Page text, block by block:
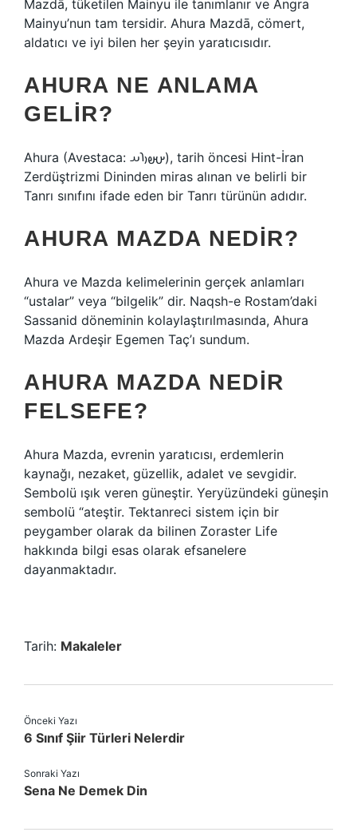
Mazdā, tüketilen Mainyu ile tanımlanır ve Angra
Mainyu’nun tam tersidir. Ahura Mazdā, cömert,
aldatıcı ve iyi bilen her şeyin yaratıcısıdır.
AHURA NE ANLAMA
GELIR?
Ahura (Avestaca: 𐬀𐬵𐬎𐬭𐬀), tarih öncesi Hint-İran
Zerdüştrizmi Dininden miras alınan ve belirli bir
Tanrı sınıfını ifade eden bir Tanrı türünün adıdır.
AHURA MAZDA NEDIR?
Ahura ve Mazda kelimelerinin gerçek anlamları
“ustalar” veya “bilgelik” dir. Naqsh-e Rostam’daki
Sassanid döneminin kolaylaştırılmasında, Ahura
Mazda Ardeşir Egemen Taç’ı sundum.
AHURA MAZDA NEDIR
FELSEFE?
Ahura Mazda, evrenin yaratıcısı, erdemlerin
kaynağı, nezaket, güzellik, adalet ve sevgidir.
Sembolü ışık veren güneştir. Yeryüzündeki güneşin
sembolü “ateştir. Tektanreci sistem için bir
peygamber olarak da bilinen Zoraster Life
hakkında bilgi esas olarak efsanelere
dayanmaktadır.
Tarih: Makaleler
Önceki Yazı
6 Sınıf Şiir Türleri Nelerdir
Sonraki Yazı
Sena Ne Demek Din